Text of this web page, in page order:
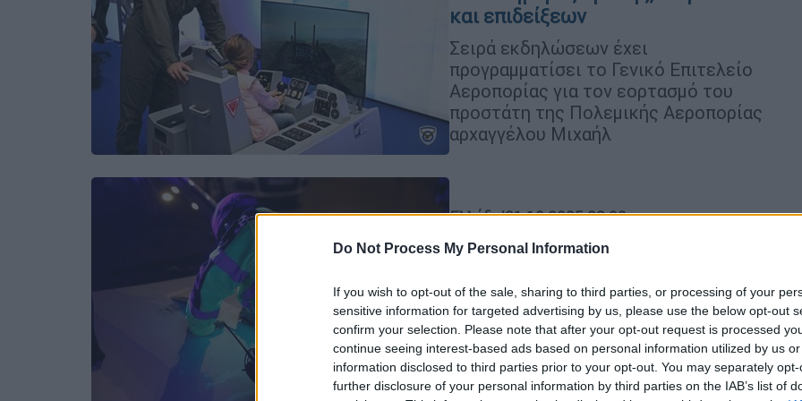
Do Not Process My Personal Information
If you wish to opt-out of the sale, sharing to third parties, or processing of your
sensitive information for targeted advertising by us, please use the below opt-out
confirm your selection. Please note that after your opt-out request is processed
continue seeing interest-based ads based on personal information utilized by us
information disclosed to third parties prior to your opt-out. You may separately
further disclosure of your personal information by third parties on the IAB’s list of
και επιδείξεων
Σειρά εκδηλώσεων έχει
προγραμματίσει το Γενικό Επιτελείο
Αεροπορίας για τον εορτασμό του
προστάτη της Πολεμικής Αεροπορίας
αρχαγγέλου Μιχαήλ
Ελλάδα|31.10.2025 23:00
Κινηματογραφική καταδίωξη
μεθυσμένου οδηγού στην
Περιφερειακή Υμηττού - Έτρεχε
με 156 χλμ/ώρα
Ο συλληφθείς οδηγήθηκε στον
αρμόδιο Εισαγγελέα